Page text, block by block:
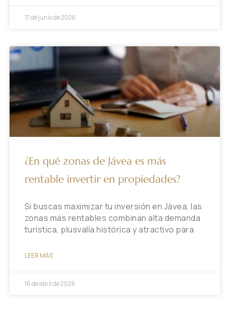
17 de junio de 2026
¿En qué zonas de Jávea es más
rentable invertir en propiedades?
Si buscas maximizar tu inversión en Jávea, las
zonas más rentables combinan alta demanda
turística, plusvalía histórica y atractivo para
LEER MÁS
16 de abril de 2026